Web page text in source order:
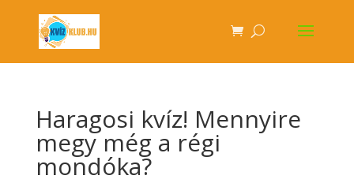
Haragosi kvíz! Mennyire
megy még a régi
mondóka?